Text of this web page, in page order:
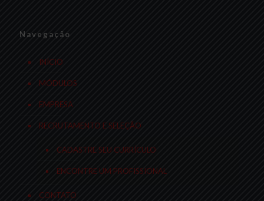
Navegação
INÍCIO
MÓDULOS
EMPRESA
RECRUTAMENTO E SELEÇÃO
CADASTRE SEU CURRÍCULO
ENCONTRE UM PROFISSIONAL
CONTATO